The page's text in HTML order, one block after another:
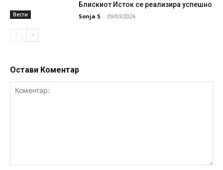
Вести
Блискиот Исток се реализира успешно
Sonja S - 09/03/2026
Остави Коментар